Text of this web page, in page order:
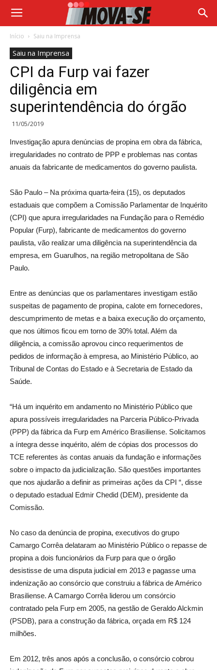
Início Saiu na Imprensa
Saiu na Imprensa
CPI da Furp vai fazer
diligência em
superintendência do órgão
11/05/2019
Investigação apura denúncias de propina em obra da fábrica,
irregularidades no contrato de PPP e problemas nas contas
anuais da fabricante de medicamentos do governo paulista.
São Paulo – Na próxima quarta-feira (15), os deputados
estaduais que compõem a Comissão Parlamentar de Inquérito
(CPI) que apura irregularidades na Fundação para o Remédio
Popular (Furp), fabricante de medicamentos do governo
paulista, vão realizar uma diligência na superintendência da
empresa, em Guarulhos, na região metropolitana de São
Paulo.
Entre as denúncias que os parlamentares investigam estão
suspeitas de pagamento de propina, calote em fornecedores,
descumprimento de metas e a baixa execução do orçamento,
que nos últimos ficou em torno de 30% total. Além da
diligência, a comissão aprovou cinco requerimentos de
pedidos de informação à empresa, ao Ministério Público, ao
Tribunal de Contas do Estado e à Secretaria de Estado da
Saúde.
“Há um inquérito em andamento no Ministério Público que
apura possíveis irregularidades na Parceria Público-Privada
(PPP) da fábrica da Furp em Américo Brasiliense. Solicitamos
a íntegra desse inquérito, além de cópias dos processos do
TCE referentes às contas anuais da fundação e informações
sobre o impacto da judicialização. São questões importantes
que nos ajudarão a definir as primeiras ações da CPI “, disse
o deputado estadual Edmir Chedid (DEM), presidente da
Comissão.
No caso da denúncia de propina, executivos do grupo
Camargo Corrêa delataram ao Ministério Público o repasse de
propina a dois funcionários da Furp para que o órgão
desistisse de uma disputa judicial em 2013 e pagasse uma
indenização ao consórcio que construiu a fábrica de Américo
Brasiliense. A Camargo Corrêa liderou um consórcio
contratado pela Furp em 2005, na gestão de Geraldo Alckmin
(PSDB), para a construção da fábrica, orçada em R$ 124
milhões.
Em 2012, três anos após a conclusão, o consórcio cobrou